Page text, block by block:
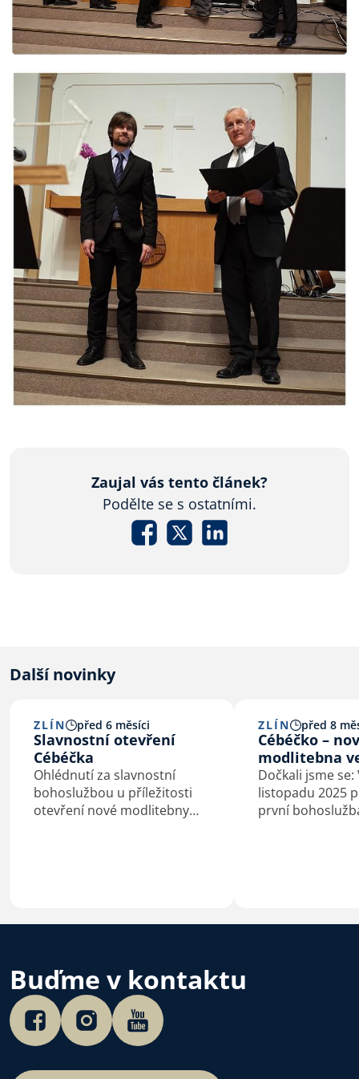
Zaujal vás tento článek?
Podělte se s ostatními.
Další novinky
ZLÍN před 6 měsíci
Slavnostní otevření
Cébéčka
Ohlédnutí za slavnostní
bohoslužbou u příležitosti
otevření nové modlitebny
ZLÍN před 8
Cébéčko –
modlitebna
Dočkali jsme se:
listopadu 2025
první
Buďme v kontaktu